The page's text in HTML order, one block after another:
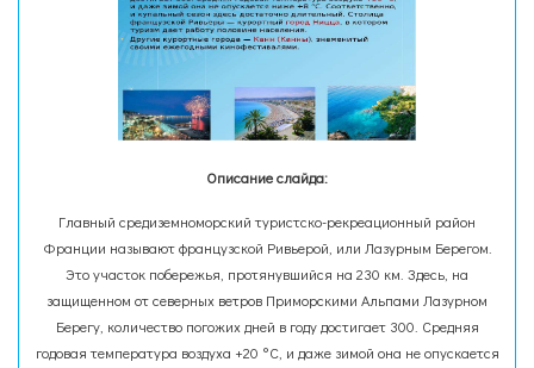
Описание слайда:
Главный средиземноморский туристско-рекреационный район
Франции называют французской Ривьерой, или Лазурным Берегом.
Это участок побережья, протянувшийся на 230 км. Здесь, на
защищенном от северных ветров Приморскими Альпами Лазурном
Берегу, количество погожих дней в году достигает 300. Средняя
годовая температура воздуха +20 °С, и даже зимой она не опускается